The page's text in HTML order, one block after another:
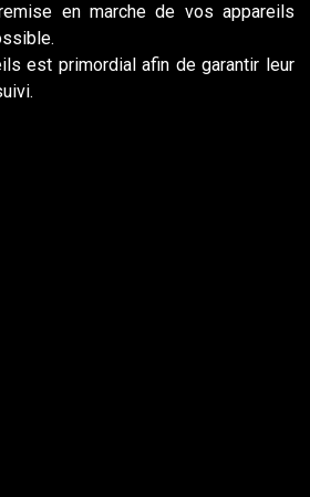
en marche de vos appareils
est primordial afin de garantir leur